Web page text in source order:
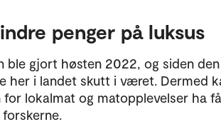
penger på luksus
ble gjort høsten 2022, og siden den
her i landet skutt i været. Dermed
for lokalmat og matopplevelser ha